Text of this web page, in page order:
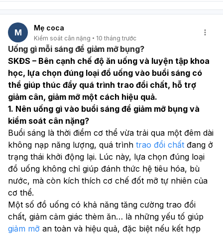
M Mẹ coca
Kiểm soát cân nặng 10 tháng trước
Uống gì mỗi sáng để giảm mỡ bụng?
SKĐS – Bên cạnh chế độ ăn uống và luyện tập khoa
học, lựa chọn đúng loại đồ uống vào buổi sáng có
thể giúp thúc đẩy quá trình trao đổi chất, hỗ trợ
giảm cân, giảm mỡ một cách hiệu quả.
1. Nên uống gì vào buổi sáng để giảm mỡ bụng và
kiểm soát cân nặng?
Buổi sáng là thời điểm cơ thể vừa trải qua một đêm dài
không nạp năng lượng, quá trình trao đổi chất đang ở
trạng thái khởi động lại. Lúc này, lựa chọn đúng loại
đồ uống không chỉ giúp đánh thức hệ tiêu hóa, bù
nước, mà còn kích thích cơ chế đốt mỡ tự nhiên của
cơ thể.
Một số đồ uống có khả năng tăng cường trao đổi
giảm mỡ an toàn và hiệu quả, đặc biệt nếu kết hợp